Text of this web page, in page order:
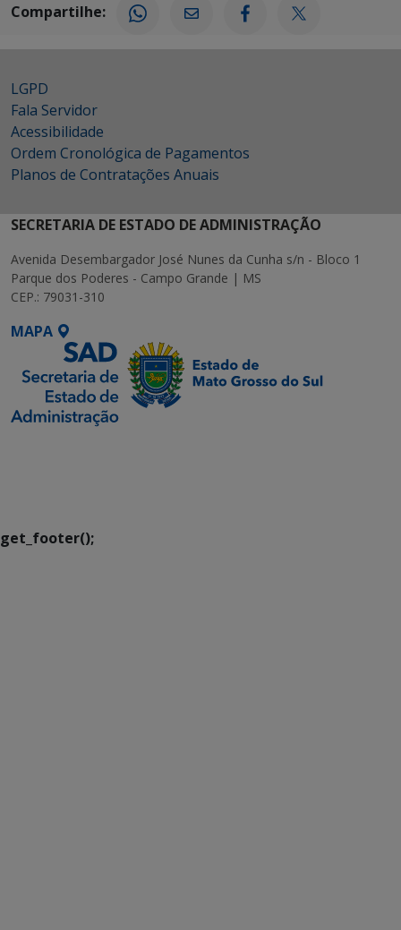
Compartilhe:
LGPD
Fala Servidor
Acessibilidade
Ordem Cronológica de Pagamentos
Planos de Contratações Anuais
SECRETARIA DE ESTADO DE ADMINISTRAÇÃO
Avenida Desembargador José Nunes da Cunha s/n - Bloco 1
Parque dos Poderes - Campo Grande | MS
CEP.: 79031-310
MAPA
get_footer();